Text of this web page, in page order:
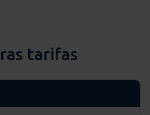
tarifas